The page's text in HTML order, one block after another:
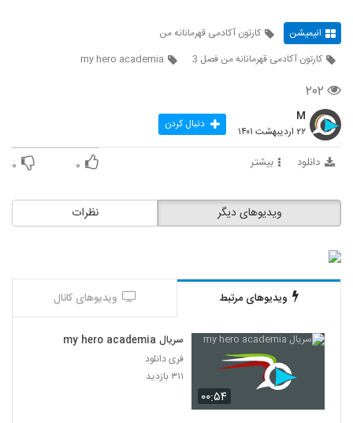
انیمیشن
کارتون آکادمی قهرمانانه من
کارتون آکادمی قهرمانانه من فصل 3
my hero academia
۲۰۲
M
۲۲ اردیبهشت ۱۴۰۱ دنبال کردن
دانلود بیشتر ۰ ۰
نظرات ویدیوهای دیگر
ویدیوهای مرتبط ویدیوهای کانال
۰۰:۵۴
سریال my hero academia
فری دانلود
۳۱۱ بازدید